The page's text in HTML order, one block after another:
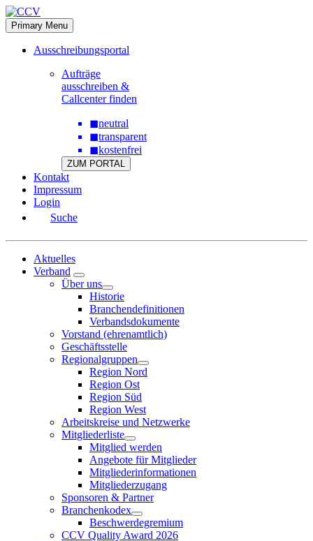
Skip
to
content
Primary Menu
Ausschreibungsportal
Aufträge
ausschreiben &
Callcenter finden
◼neutral
◼transparent
◼kostenfrei
ZUM PORTAL
Kontakt
Impressum
Login
Suche
Aktuelles
Verband
Über uns
Historie
Branchendefinitionen
Verbandsdokumente
Vorstand (ehrenamtlich)
Geschäftsstelle
Regionalgruppen
Region Nord
Region Ost
Region Süd
Region West
Arbeitskreise und Netzwerke
Mitgliederliste
Mitglied werden
Angebote für Mitglieder
Mitgliederinformationen
Mitgliederzugang
Sponsoren & Partner
Branchenkodex
Beschwerdegremium
CCV Quality Award 2026